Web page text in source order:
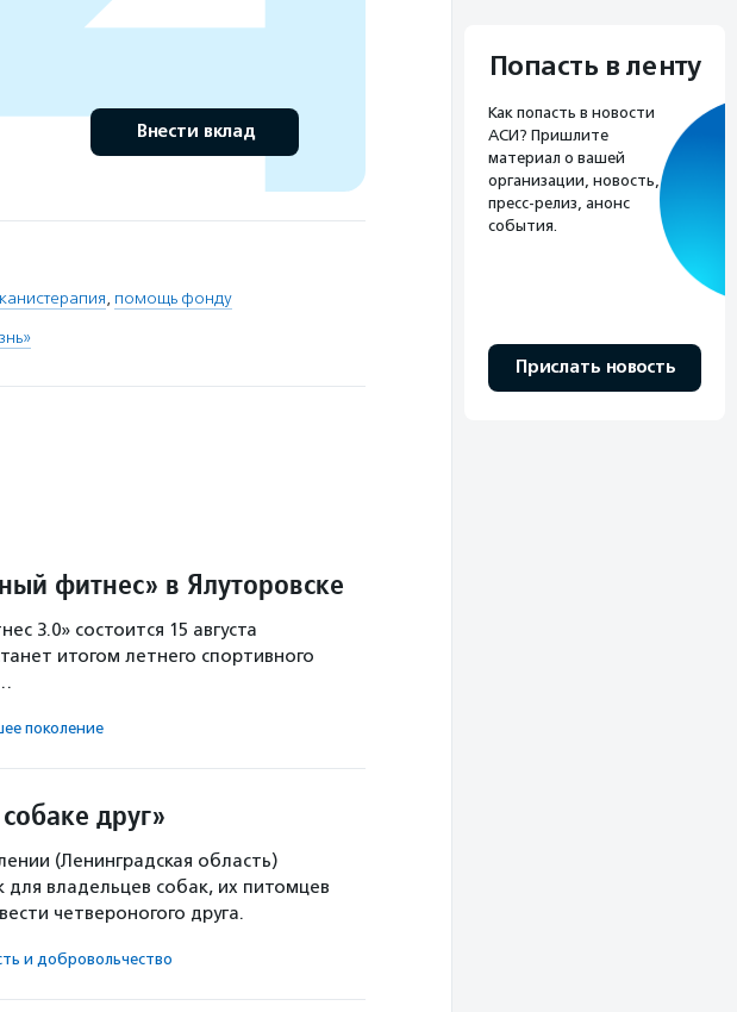
Внести вклад
канистерапия, помощь фонду
фитнес» в Ялуторовске
3.0» состоится 15 августа
итогом летнего спортивного
поколение
друг»
(Ленинградская область)
владельцев собак, их питомцев
четвероногого друга.
и доброволь­чест­во
Попасть в ленту
Как попасть в новости
АСИ? Пришлите
материал о вашей
организации, новость,
пресс-релиз, анонс
события.
Прислать новость